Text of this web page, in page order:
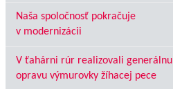
Naša spoločnosť pokračuje
v modernizácii
V ťahárni rúr realizovali generálnu
opravu výmurovky žíhacej pece